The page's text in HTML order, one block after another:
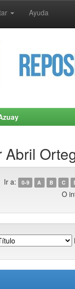
Ayuda
Ir a: 0-9 A B C
O